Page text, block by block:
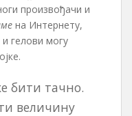
произвођачи и
на Интернету,
гелови могу
бити тачно.
величину